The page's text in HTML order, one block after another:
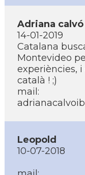
Adriana calvó
14-01-2019
Catalana
Montevideo
experiències, i
català ! ;)
mail:
Leopold
10-07-2018